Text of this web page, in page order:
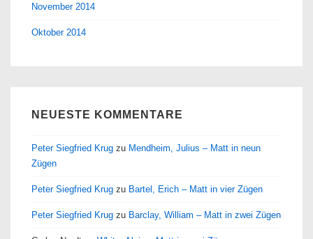
November 2014
Oktober 2014
NEUESTE KOMMENTARE
Peter Siegfried Krug zu Mendheim, Julius – Matt in neun
Zügen
Peter Siegfried Krug zu Bartel, Erich – Matt in vier Zügen
Peter Siegfried Krug zu Barclay, William – Matt in zwei Zügen